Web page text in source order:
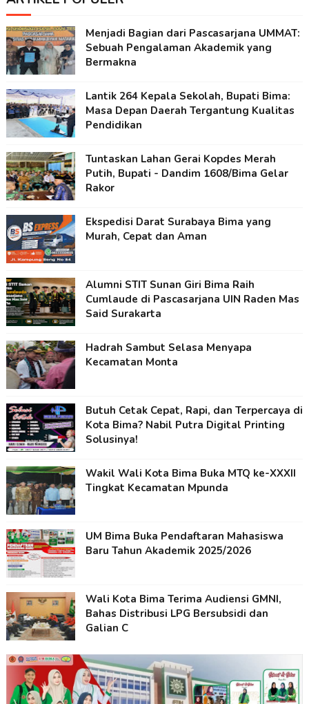
Menjadi Bagian dari Pascasarjana UMMAT:
Sebuah Pengalaman Akademik yang
Bermakna
Lantik 264 Kepala Sekolah, Bupati Bima:
Masa Depan Daerah Tergantung Kualitas
Pendidikan
Tuntaskan Lahan Gerai Kopdes Merah
Putih, Bupati - Dandim 1608/Bima Gelar
Rakor
Ekspedisi Darat Surabaya Bima yang
Murah, Cepat dan Aman
Alumni STIT Sunan Giri Bima Raih
Cumlaude di Pascasarjana UIN Raden Mas
Said Surakarta
Hadrah Sambut Selasa Menyapa
Kecamatan Monta
Butuh Cetak Cepat, Rapi, dan Terpercaya di
Kota Bima? Nabil Putra Digital Printing
Solusinya!
Wakil Wali Kota Bima Buka MTQ ke-XXXII
Tingkat Kecamatan Mpunda
UM Bima Buka Pendaftaran Mahasiswa
Baru Tahun Akademik 2025/2026
Wali Kota Bima Terima Audiensi GMNI,
Bahas Distribusi LPG Bersubsidi dan
Galian C